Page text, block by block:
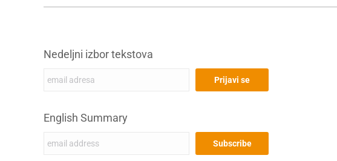
Nedeljni izbor tekstova
English Summary